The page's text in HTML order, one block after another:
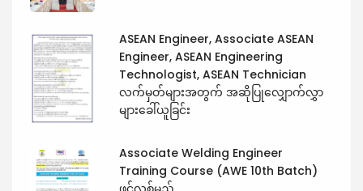
ASEAN Engineer, Associate ASEAN
Engineer, ASEAN Engineering
Technologist, ASEAN Technician
လက်မှတ်များအတွက် အဆိုပြုလျှောက်လွှာ
များခေါ်ယူခြင်း
Associate Welding Engineer
Training Course (AWE 10th Batch)